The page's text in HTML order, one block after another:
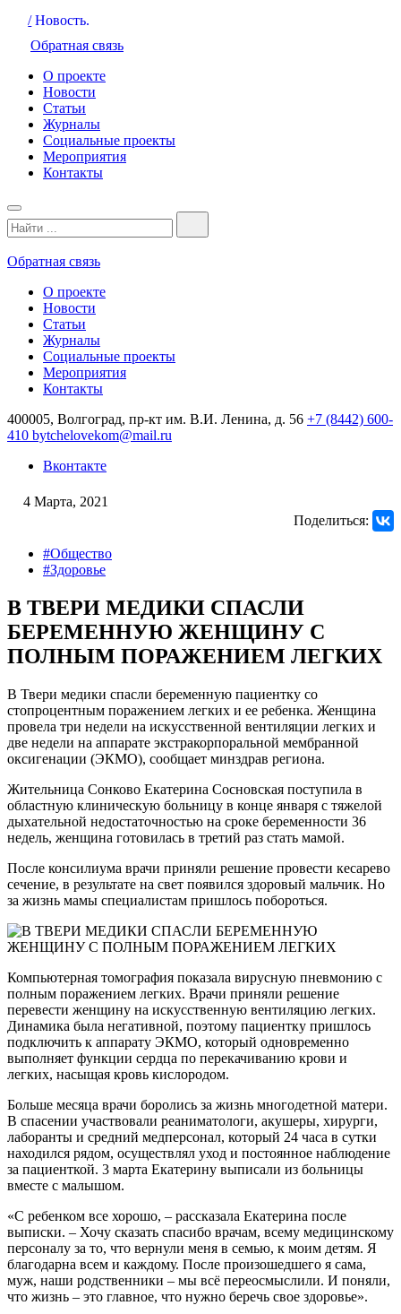
/ Новость.
Обратная связь
О проекте
Новости
Статьи
Журналы
Социальные проекты
Мероприятия
Контакты
Обратная связь
О проекте
Новости
Статьи
Журналы
Социальные проекты
Мероприятия
Контакты
400005, Волгоград, пр-кт им. В.И. Ленина, д. 56 +7 (8442) 600-
410 bytchelovekom@mail.ru
Вконтакте
4 Марта, 2021
Поделиться:
#Общество
#Здоровье
В ТВЕРИ МЕДИКИ СПАСЛИ
БЕРЕМЕННУЮ ЖЕНЩИНУ С
ПОЛНЫМ ПОРАЖЕНИЕМ ЛЕГКИХ
В Твери медики спасли беременную пациентку со
стопроцентным поражением легких и ее ребенка. Женщина
провела три недели на искусственной вентиляции легких и
две недели на аппарате экстракорпоральной мембранной
оксигенации (ЭКМО), сообщает минздрав региона.
Жительница Сонково Екатерина Сосновская поступила в
областную клиническую больницу в конце января с тяжелой
дыхательной недостаточностью на сроке беременности 36
недель, женщина готовилась в третий раз стать мамой.
После консилиума врачи приняли решение провести кесарево
сечение, в результате на свет появился здоровый мальчик. Но
за жизнь мамы специалистам пришлось побороться.
Компьютерная томография показала вирусную пневмонию с
полным поражением легких. Врачи приняли решение
перевести женщину на искусственную вентиляцию легких.
Динамика была негативной, поэтому пациентку пришлось
подключить к аппарату ЭКМО, который одновременно
выполняет функции сердца по перекачиванию крови и
легких, насыщая кровь кислородом.
Больше месяца врачи боролись за жизнь многодетной матери.
В спасении участвовали реаниматологи, акушеры, хирурги,
лаборанты и средний медперсонал, который 24 часа в сутки
находился рядом, осуществлял уход и постоянное наблюдение
за пациенткой. 3 марта Екатерину выписали из больницы
вместе с малышом.
«С ребенком все хорошо, – рассказала Екатерина после
выписки. – Хочу сказать спасибо врачам, всему медицинскому
персоналу за то, что вернули меня в семью, к моим детям. Я
благодарна всем и каждому. После произошедшего я сама,
муж, наши родственники – мы всё переосмыслили. И поняли,
что жизнь – это главное, что нужно беречь свое здоровье».